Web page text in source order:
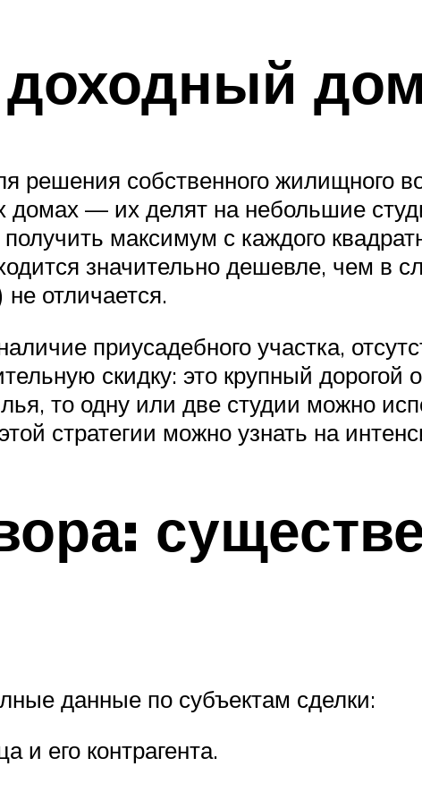
доходный дом
решения собственного жилищного
домах — их делят на небольшие
максимум с каждого
значительно дешевле, чем в
отличается.
приусадебного участка,
скидку: это крупный дорогой
то одну или две студии можно
стратегии можно узнать на
данные по субъектам сделки:
и его контрагента.